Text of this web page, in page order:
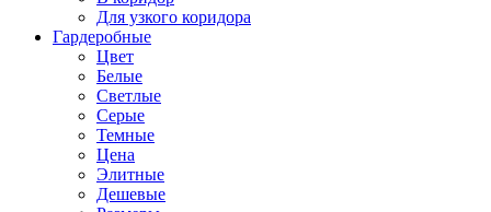
Для узкого коридора
Гардеробные
Цвет
Белые
Светлые
Серые
Темные
Цена
Элитные
Дешевые